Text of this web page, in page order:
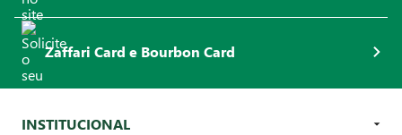
Zaffari Card e Bourbon Card
INSTITUCIONAL